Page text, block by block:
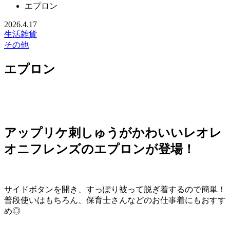
エプロン
2026.4.17
生活雑貨
その他
エプロン
アップリケ刺しゅうがかわいいレオレ
オニフレンズのエプロンが登場！
サイドボタンを開き、すっぽり被って脱ぎ着するので簡単！
普段使いはもちろん、保育士さんなどのお仕事着にもおすす
め◎